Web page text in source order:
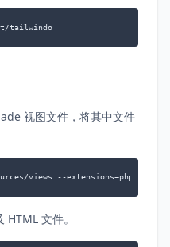
tailwindo
视图文件，将其中文件
views --extensions=php --
文件。